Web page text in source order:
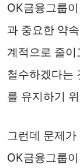
OK금융그룹
과 중요한 약
계적으로 줄
철수하겠다는
를 유지하기
그런데 문제
OK금융그룹